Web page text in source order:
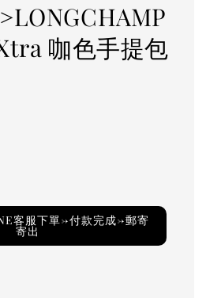
咖色手提包
客服下單→付款完成→郵寄
寄出